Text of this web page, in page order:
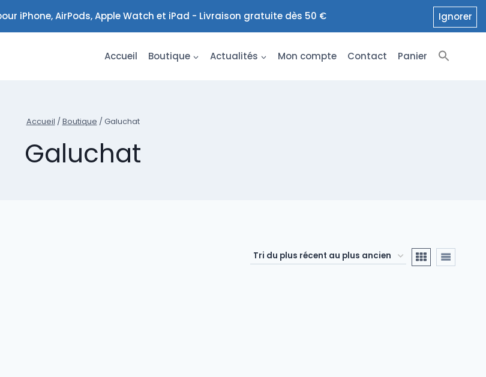
iPhone, AirPods, Apple Watch et iPad - Livraison gratuite dès 50 € Ignorer
Accueil Boutique Actualités Mon compte Contact Panier
Accueil / Boutique / Galuchat
Galuchat